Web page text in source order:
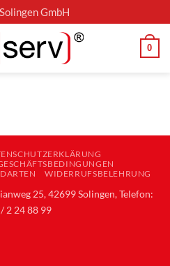
GmbH
0
WIDERRUFSBELEHRUNG
25, 42699 Solingen, Telefon:
2 24 88 99